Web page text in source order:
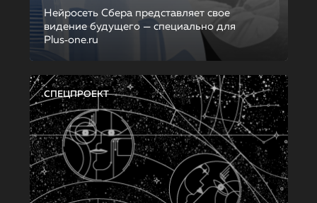
Нейросеть Сбера представляет свое
видение будущего — специально для
Plus‑one.ru
СПЕЦПРОЕКТ